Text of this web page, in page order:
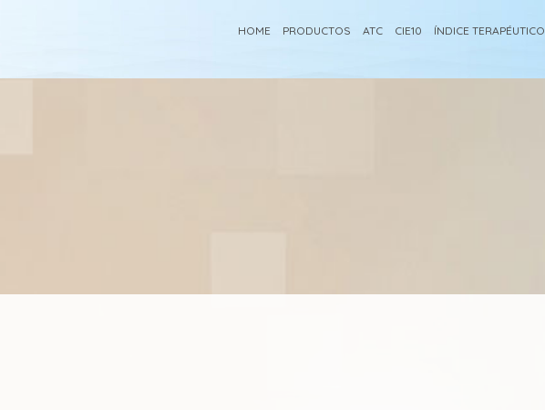
HOME PRODUCTOS ATC CIE10 ÍNDICE TERAPÉUTICO